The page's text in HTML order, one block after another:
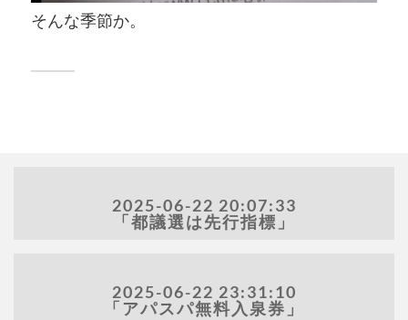
そんな季節か。
2025-06-22 20:07:33
「都議選は先行指標」
2025-06-22 23:31:10
「アパスパ無料入泉券」